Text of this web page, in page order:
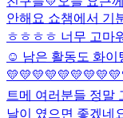
안해요 쇼챔에서 기
ㅎㅎㅎㅎ 너무 고마워
☺️ 남은 활동도 화이
트메 여러분들 정말
날이 였으면 좋겠네